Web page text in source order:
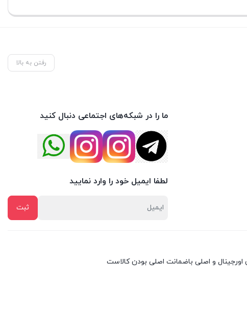
رفتن به بالا
ما را در شبکه‌های اجتماعی دنبال کنید
لطفا ایمیل خود را وارد نمایید